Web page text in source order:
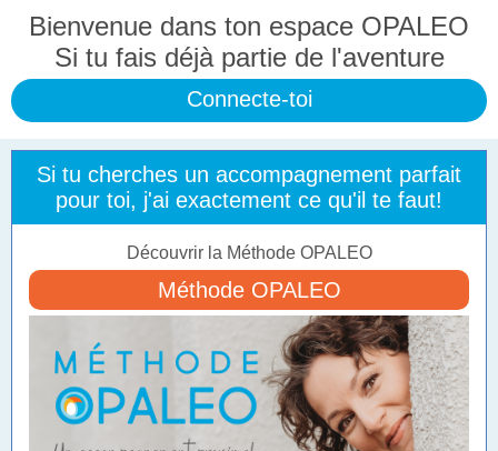
Bienvenue dans ton espace OPALEO
Si tu fais déjà partie de l'aventure
Connecte-toi
Si tu cherches un accompagnement parfait
pour toi, j'ai exactement ce qu'il te faut!
Découvrir la Méthode OPALEO
Méthode OPALEO